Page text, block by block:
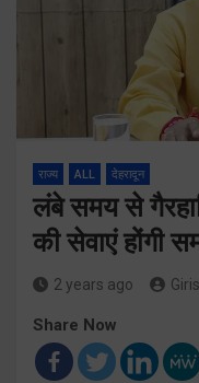
राज्य ALL देहरादून
लंबे समय से
की सेवाएं होंगी
2 years ago
Share Now